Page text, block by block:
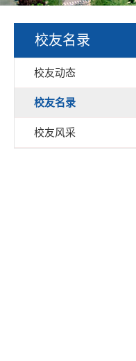
校友名录
校友动态
校友名录
校友风采